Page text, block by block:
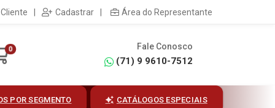
| Cadastrar | Área do Representante
0 Fale Conosco
(71) 9 9610-7512
POR SEGMENTO CATÁLOGOS ESPECIAIS